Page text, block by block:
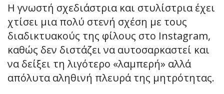
Η γνωστή σχεδιάστρια και στυλίστρια έχει
χτίσει μια πολύ στενή σχέση με τους
διαδικτυακούς της φίλους στο Instagram,
καθώς δεν διστάζει να αυτοσαρκαστεί και
να δείξει τη λιγότερο «λαμπερή» αλλά
απόλυτα αληθινή πλευρά της μητρότητας.